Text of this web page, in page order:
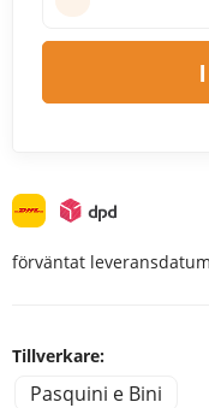
förväntat
Tillverkare:
Pasquini e Bini